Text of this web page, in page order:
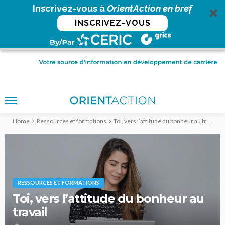
Inscrivez-vous àOrientAction en bref
INSCRIVEZ-VOUS
Home Ressources et formations Toi, vers l’attitude du bonheur au travail
RESSOURCES ET FORMATIONS
Toi, vers l’attitude du bonheur au
travail